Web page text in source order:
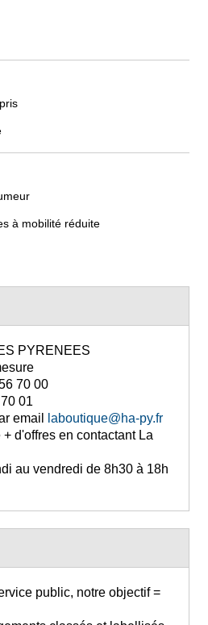
à mobilité réduite
PYRENEES
70 00
01
email
laboutique@ha-py.fr
+ d'offres en contactant La
au vendredi de 8h30 à 18h
public, notre objectif =